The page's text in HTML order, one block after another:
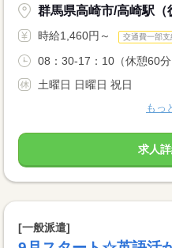
群馬県高崎市/高崎駅（
時給1,460円～ 交通費一部支
08：30-17：10（休憩60分
土曜日 日曜日 祝日
もっ
求人
[一般派遣]